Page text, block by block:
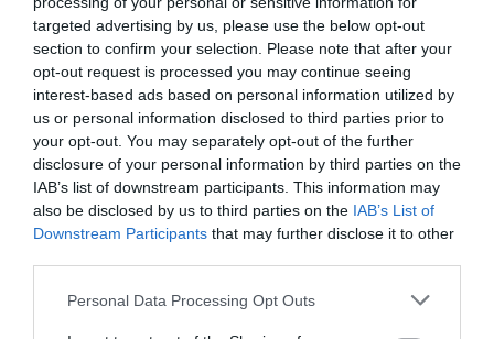
targeted advertising by us, please use the below opt-out
section to confirm your selection. Please note that after your
opt-out request is processed you may continue seeing
interest-based ads based on personal information utilized by
us or personal information disclosed to third parties prior to
your opt-out. You may separately opt-out of the further
disclosure of your personal information by third parties on the
IAB’s list of downstream participants. This information may
also be disclosed by us to third parties on the IAB’s List of
Downstream Participants that may further disclose it to other
Personal Data Processing Opt Outs
RELACIONADES